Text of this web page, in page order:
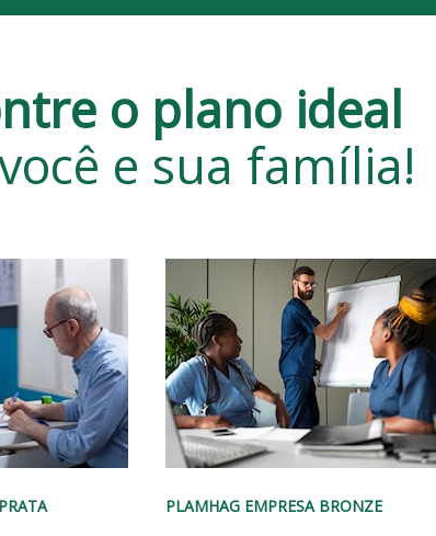
o plano ideal
e sua família!
PLAMHAG EMPRESA OURO